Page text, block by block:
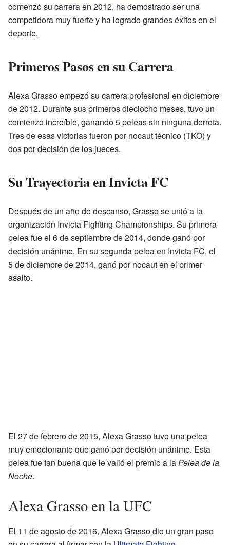
comenzó su carrera en 2012, ha demostrado ser una
competidora muy fuerte y ha logrado grandes éxitos en el
deporte.
Primeros Pasos en su Carrera
Alexa Grasso empezó su carrera profesional en diciembre
de 2012. Durante sus primeros dieciocho meses, tuvo un
comienzo increíble, ganando 5 peleas sin ninguna derrota.
Tres de esas victorias fueron por nocaut técnico (TKO) y
dos por decisión de los jueces.
Su Trayectoria en Invicta FC
Después de un año de descanso, Grasso se unió a la
organización Invicta Fighting Championships. Su primera
pelea fue el 6 de septiembre de 2014, donde ganó por
decisión unánime. En su segunda pelea en Invicta FC, el
5 de diciembre de 2014, ganó por nocaut en el primer
asalto.
El 27 de febrero de 2015, Alexa Grasso tuvo una pelea
muy emocionante que ganó por decisión unánime. Esta
pelea fue tan buena que le valió el premio a laPelea de la
Noche.
Alexa Grasso en la UFC
El 11 de agosto de 2016, Alexa Grasso dio un gran paso